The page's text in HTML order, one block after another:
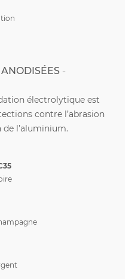
électrolytique est
contre l’abrasion
l’aluminium.